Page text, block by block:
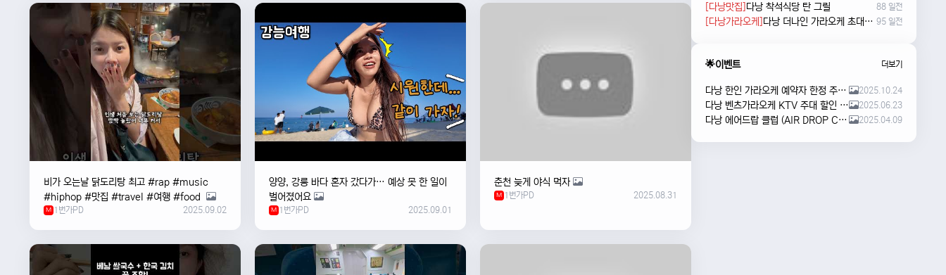
비가 오는날 ￼닭도리탕 최고 #rap #music
#hiphop #맛집 #travel #여행 #food ￼
M 1번가PD 2025.09.02
양양, 강릉 바다 혼자 갔다가… 예상 못 한 일이
벌어졌어요
M 1번가PD 2025.09.01
춘천 늦게 야식 먹자
M 1번가PD 2025.08.31
[다낭맛집] 다낭 착석식당 탄 그릴 88 일전
[다낭가라오케] 다낭 더나인 가라오케 초대형 신상 karaoke 95 일전
🌟이벤트 더보기
다낭 한인 가라오케 예약자 한정 주류 이벤트 안내 2025.10.24
다낭 벤츠가라오케 KTV 주대 할인 해피아워 이벤트 2025.06.23
다낭 에어드랍 클럽 (AIR DROP CLUB) 오픈 이벤트!! 2025.04.09